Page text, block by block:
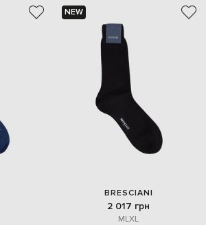
NEW
BRESCIANI
2 017 грн
MLXL